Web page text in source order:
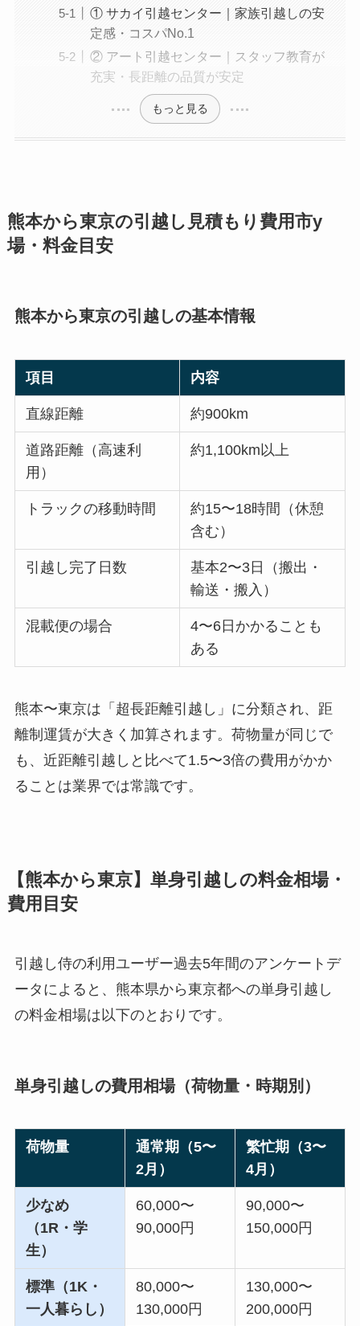
① サカイ引越センター｜家族引越しの安
定感・コスパNo.1
② アート引越センター｜スタッフ教育が
充実・長距離の品質が安定
もっと見る
熊本から東京の引越し見積もり費用市y
場・料金目安
熊本から東京の引越しの基本情報
項目 内容
直線距離 約900km
道路距離（高速利
用）
約1,100km以上
トラックの移動時間
約15〜18時間（休憩
含む）
引越し完了日数
基本2〜3日（搬出・
輸送・搬入）
混載便の場合
4〜6日かかることも
ある
熊本〜東京は「超長距離引越し」に分類され、距
離制運賃が大きく加算されます。荷物量が同じで
も、近距離引越しと比べて1.5〜3倍の費用がかか
ることは業界では常識です。
【熊本から東京】単身引越しの料金相場・
費用目安
引越し侍の利用ユーザー過去5年間のアンケートデ
ータによると、熊本県から東京都への単身引越し
の料金相場は以下のとおりです。
単身引越しの費用相場（荷物量・時期別）
荷物量
通常期（5〜
2月）
繁忙期（3〜
4月）
少なめ
（1R・学
生）
60,000〜
90,000円
90,000〜
150,000円
標準（1K・
一人暮らし）
80,000〜
130,000円
130,000〜
200,000円